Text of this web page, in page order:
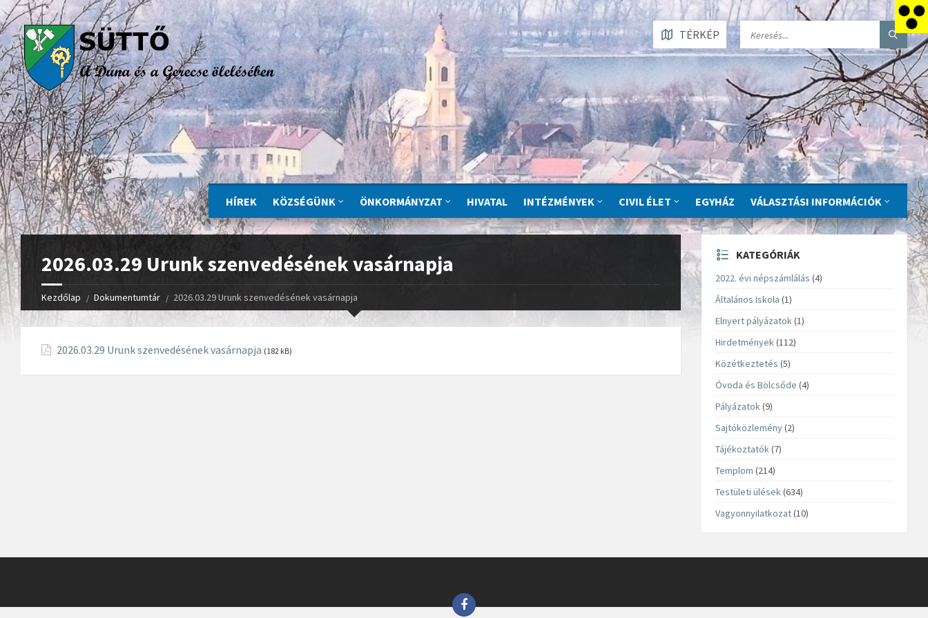
HÍREK KÖZSÉGÜNK ÖNKORMÁNYZAT HIVATAL INTÉZMÉNYEK CIVIL ÉLET EGYHÁZ VÁLASZTÁSI INFORMÁCIÓK
TÉRKÉP
2026.03.29 Urunk szenvedésének vasárnapja
Kezdőlap Dokumentumtár 2026.03.29 Urunk szenvedésének vasárnapja
2026.03.29 Urunk szenvedésének vasárnapja (182 kB)
KATEGÓRIÁK
2022. évi népszámlálás (4)
Általános Iskola (1)
Elnyert pályázatok(1)
Hirdetmények(112)
Közétkeztetés (5)
Óvoda és Bölcsőde (4)
Pályázatok(9)
Sajtóközlemény(2)
Tájékoztatók(7)
Templom (214)
Testületi ülések(634)
Vagyonnyilatkozat(10)